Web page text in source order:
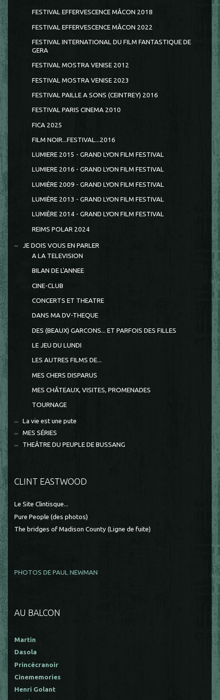
FESTIVAL EFFERVESCENCE MÂCON 2018
FESTIVAL EFFERVESCENCE MÂCON 2022
FESTIVAL INTERNATIONAL DU FILM FANTASTIQUE DE
GERA
FESTIVAL MOSTRA VENISE 2012
FESTIVAL MOSTRA VENISE 2023
FESTIVAL PAILLE A SONS (CEINTREY) 2016
FESTIVAL PARIS CINEMA 2010
FICA 2025
FILM NOIR...FESTIVAL...2016
LUMIERE 2015 - GRAND LYON FILM FESTIVAL
LUMIERE 2016 - GRAND LYON FILM FESTIVAL
LUMIÈRE 2009 - GRAND LYON FILM FESTIVAL
LUMIÈRE 2013 - GRAND LYON FILM FESTIVAL
LUMIÈRE 2014 - GRAND LYON FILM FESTIVAL
REIMS POLAR 2024
JE DOIS VOUS EN PARLER
A LA TELEVISION
BILAN DE L'ANNEE
CINE-CLUB
CONCERTS ET THEATRE
DANS MA DV-THEQUE
DES (BEAUX) GARCONS... ET PARFOIS DES FILLES
LE JEU DU LUNDI
LES AUTRES FILMS DE...
MES CHERS DISPARUS
MES CHÂTEAUX, VISITES, PROMENADES
TOURNAGE
La vie est une pute
MES SÉRIES
THEÂTRE DU PEUPLE DE BUSSANG
CLINT EASTWOOD
Le Site Clintisque...
Pure People (des photos)
The bridges of Madison County (Ligne de fuite)
PHOTOS DE PAUL NEWMAN
AU BALCON
Martin
Dasola
Princécranoir
Cinememories
Henri Golant